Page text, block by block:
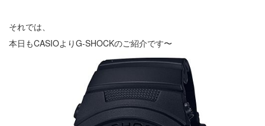
それでは、
本日もCASIOよりG-SHOCKのご紹介です〜